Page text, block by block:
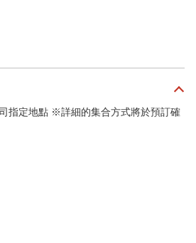
指定地點 ※詳細的集合方式將於預訂確